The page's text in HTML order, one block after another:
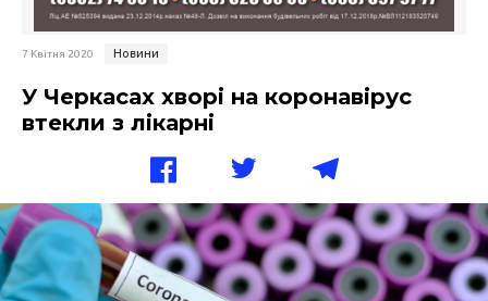
7 Квітня 2020 Новини
У Черкасах хворі на коронавірус
втекли з лікарні